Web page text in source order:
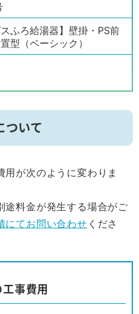
スふろ給湯器】壁掛・PS前
型（ベーシック）
ついて
が次のように変わりま
途料金が発生する場合がご
にてお問い合わせ くださ
事費用